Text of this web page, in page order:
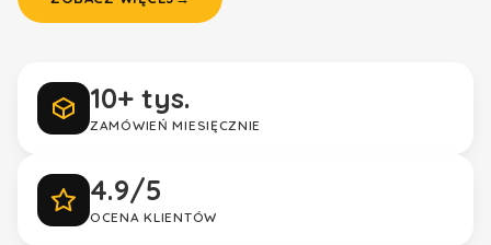
10+ tys.
ZAMÓWIEŃ MIESIĘCZNIE
4.9/5
OCENA KLIENTÓW